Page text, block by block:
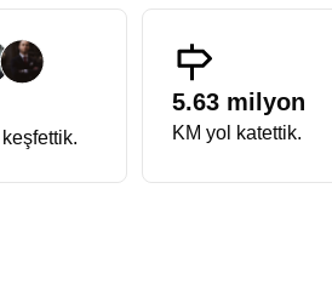
Polonya Danimarka Turu
, kapsamı
dokusunu oluşturan gizli
bir yelpazeyi içerir. Büyük sıfatını
renkli mimarisini, Gotik
başlamak, öğleden sonra ise
5.63 milyon
KM yol katettik.